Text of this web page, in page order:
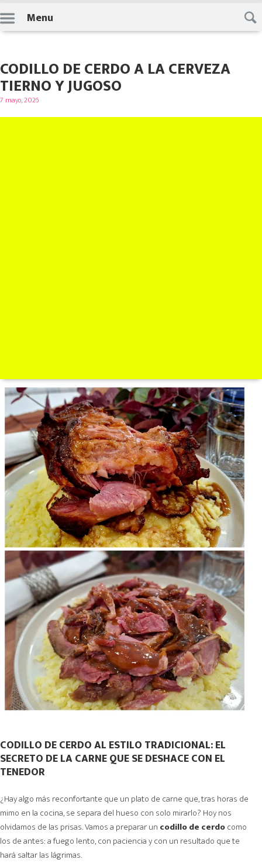
Skip
to
content
Menu
CODILLO DE CERDO A LA CERVEZA
TIERNO Y JUGOSO
Posted
7 mayo, 2026
CODILLO DE CERDO AL ESTILO TRADICIONAL: EL
SECRETO DE LA CARNE QUE SE DESHACE CON EL
TENEDOR
¿Hay algo más reconfortante que un plato de carne que, tras horas de
mimo en la cocina, se separa del hueso con solo mirarlo? Hoy nos
olvidamos de las prisas. Vamos a preparar un codillo de cerdocomo
los de antes: a fuego lento, con paciencia y con un resultado que te
hará saltar las lágrimas.